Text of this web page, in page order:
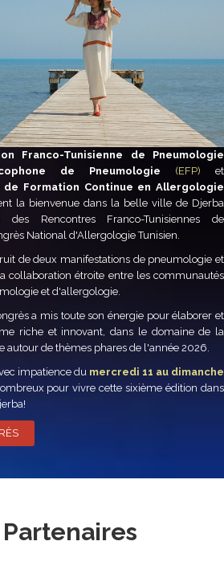
Franco-Tunisienne de Pneumologie
de Pneumologie (EFP) et
de Formation Continue en Allergologie
la bienvenue dans la belle ville de Djerba
Rencontres Franco-Tunisiennes de
National d'Allergologie Tunisien.
de deux manifestations de pneumologie et
collaboration étroite entre les communautés
et d'allergologie.
a mis toute son énergie pour élaborer et
riche et innovant, dans le domaine de la
de thèmes phares de l'année 2026.
impatience du mercredi 11 au dimanche
pour vivre cette sixième édition dans
Partenaires